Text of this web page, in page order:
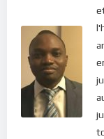
saint(e)
aux
mon
travers
me
chaque